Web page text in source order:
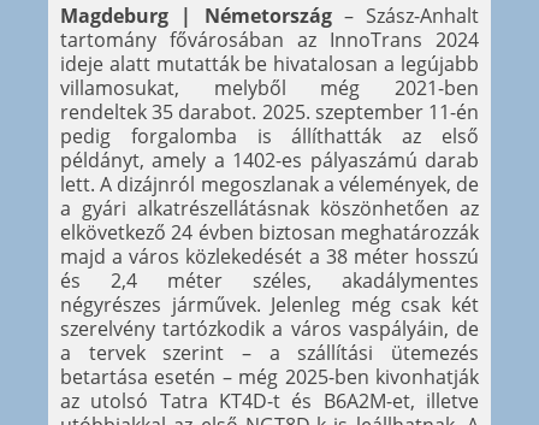
Magdeburg | Németország– Szász-Anhalt
tartomány fővárosában az InnoTrans 2024
ideje alatt mutatták be hivatalosan a legújabb
villamosukat, melyből még 2021-ben
rendeltek 35 darabot. 2025. szeptember 11-én
pedig forgalomba is állíthatták az első
példányt, amely a 1402-es pályaszámú darab
lett. A dizájnról megoszlanak a vélemények, de
a gyári alkatrészellátásnak köszönhetően az
elkövetkező 24 évben biztosan meghatározzák
majd a város közlekedését a 38 méter hosszú
és 2,4 méter széles, akadálymentes
négyrészes járművek. Jelenleg még csak két
szerelvény tartózkodik a város vaspályáin, de
a tervek szerint – a szállítási ütemezés
betartása esetén – még 2025-ben kivonhatják
az utolsó Tatra KT4D-t és B6A2M-et, illetve